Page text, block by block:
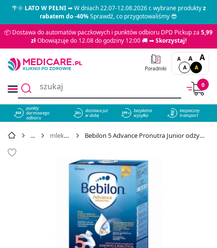
🌴🌞LATO W PEŁNI➡ W dniach 22.07-12.08.2026 r. wybrane produktyz
rabatem do -40%Sprawdź, co przygotowaliśmy 😎
📦 Dostawa do automatów paczkowych i punktów odbioru DPD Pickup za 5,99
złObowiązuje do 12.08 do godziny 12:00 🚚 ➡Skorzystaj!
Poradniki
A A A
A A
0
858
punkty
darmowego
odbioru
dostawa już
w dobę
bezpłatna
wysyłka
bezpieczny
transport
mleka i odżywki dla dziecka Bebilon 5 Advance Pronutra Junior odżywcza formuła na bazie mleka po 3. roku życia dla przedszkolaka, 1000 g - cena 85,99 zł